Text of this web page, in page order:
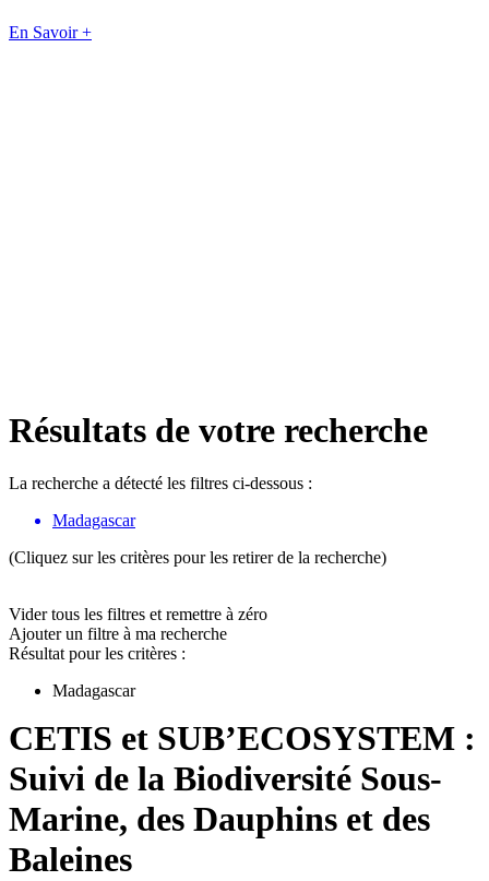
En Savoir +
Résultats de votre recherche
La recherche a détecté les filtres ci-dessous :
Madagascar
(Cliquez sur les critères pour les retirer de la recherche)
Vider tous les filtres et remettre à zéro
Ajouter un filtre à ma recherche
Résultat pour les critères :
Madagascar
CETIS et SUB’ECOSYSTEM :
Suivi de la Biodiversité Sous-
Marine, des Dauphins et des
Baleines